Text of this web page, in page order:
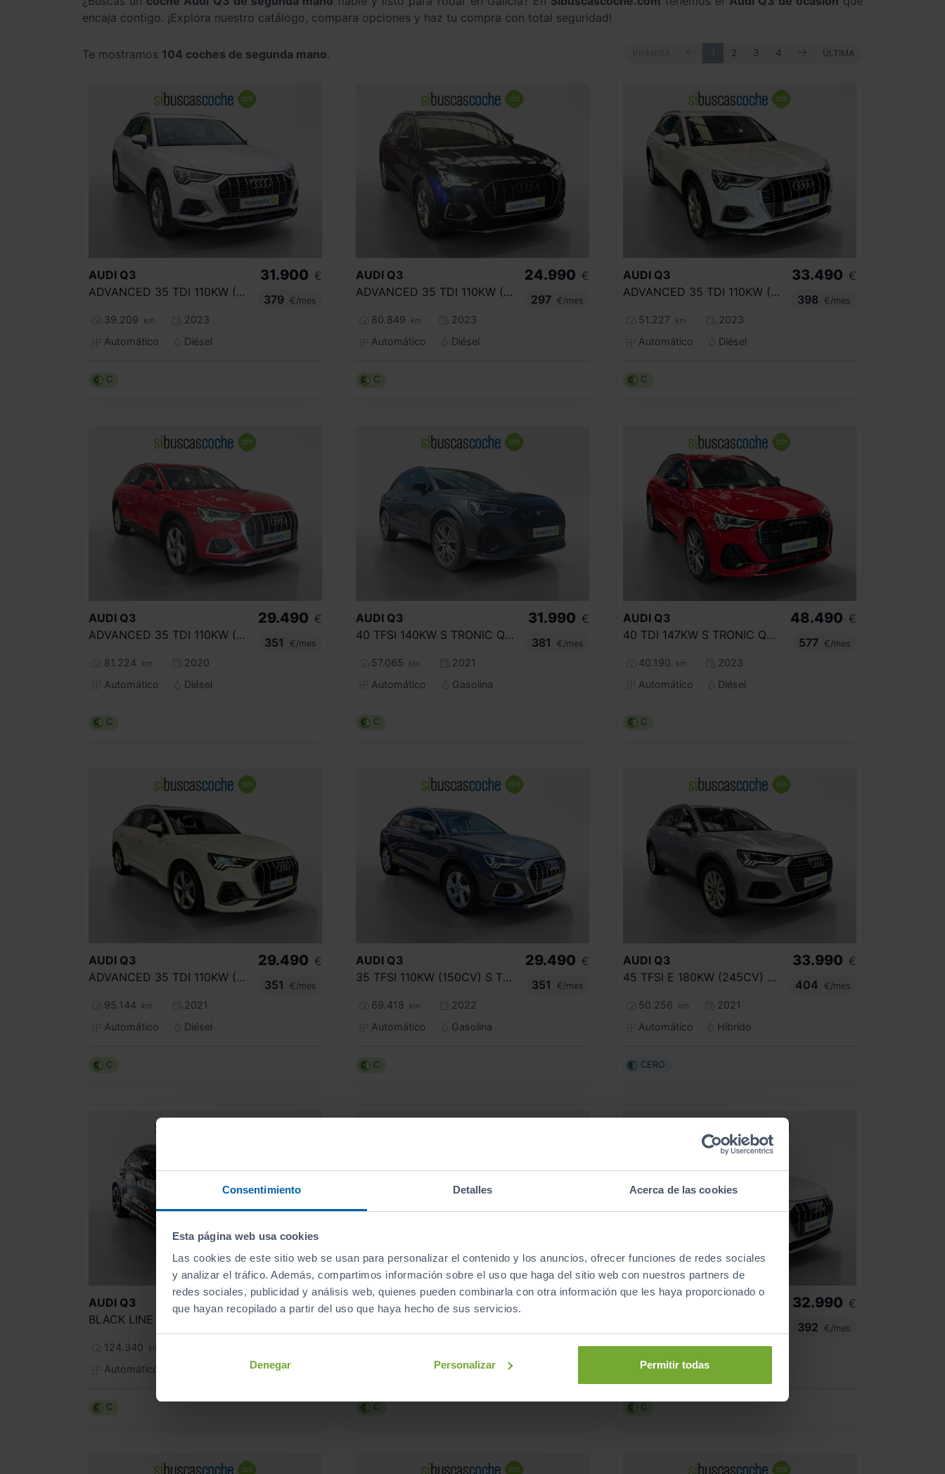
Consentimiento Detalles Acerca de las cookies
Esta página web usa cookies
Las cookies de este sitio web se usan para personalizar el contenido y los anuncios, ofrecer funciones de redes sociales
y analizar el tráfico. Además, compartimos información sobre el uso que haga del sitio web con nuestros partners de
redes sociales, publicidad y análisis web, quienes pueden combinarla con otra información que les haya proporcionado o
que hayan recopilado a partir del uso que haya hecho de sus servicios.
Denegar Personalizar Permitir todas
encaja contigo. ¡Explora nuestro catálogo, compara opciones y haz tu compra con total seguridad!
Te mostramos 104 coches de segunda mano. ANTERIOR
2 3 4 SIGUIENTE
ÚLTIMA
AUDI Q3
ADVANCED 35 TDI 110KW (150CV) S TRONIC
39.209 km
2023
Automático
Diésel
31.900 €
379
€/mes
C
AUDI Q3
ADVANCED 35 TDI 110KW (150CV) S TRONIC
80.849 km
2023
Automático
Diésel
24.990 €
297
€/mes
C
AUDI Q3
ADVANCED 35 TDI 110KW (150CV) S TRONIC
51.227 km
2023
Automático
Diésel
33.490 €
398
€/mes
C
AUDI Q3
ADVANCED 35 TDI 110KW (150CV) S TRONIC
81.224 km
2020
Automático
Diésel
29.490 €
351
€/mes
C
AUDI Q3
40 TFSI 140KW S TRONIC QUATTR BLACK LINE
57.065 km
2021
Automático
Gasolina
31.990 €
381
€/mes
C
AUDI Q3
40 TDI 147KW S TRONIC QUATTRO BLACK LINE
40.190 km
2023
Automático
Diésel
48.490 €
577
€/mes
C
AUDI Q3
ADVANCED 35 TDI 110KW (150CV) S TRONIC
95.144 km
2021
Automático
Diésel
29.490 €
351
€/mes
C
AUDI Q3
35 TFSI 110KW (150CV) S TRONIC
69.418 km
2022
Automático
Gasolina
29.490 €
351
€/mes
C
AUDI Q3
45 TFSI E 180KW (245CV) S TRONIC
50.256 km
2021
Automático
Híbrido
33.990 €
404
€/mes
CERO
AUDI Q3
124.340 km
Automático
31.990 €
C
AUDI
Gasolina
C
53.114 km
2023
Automático
32.990 €
392
€/mes
C